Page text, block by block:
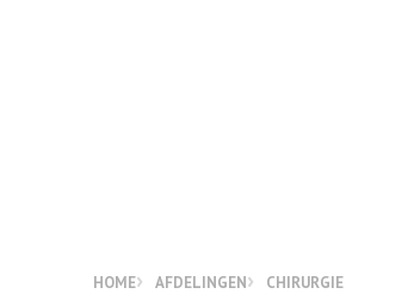
HOME AFDELINGEN CHIRURGIE